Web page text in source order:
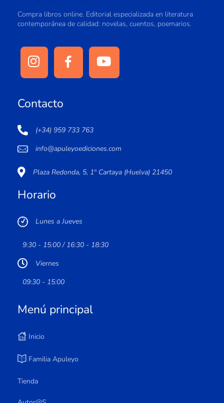
Compra libros online. Editorial especializada en literatura
contemporánea de calidad: novelas, cuentos, poemarios.
Contacto
(+34) 959 733 763
info@apuleyoediciones.com
Plaza Redonda, 5, 1º Cartaya (Huelva) 21450
Horario
Lunes a Jueves
9:30 - 15:00 / 16:30 - 18:30
Viernes
09:30 - 15:00
Menú principal
Inicio
Familia Apuleyo
Tienda